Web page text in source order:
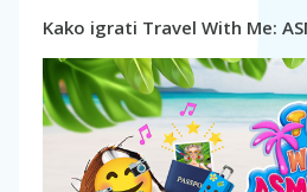
Kako igrati Travel With Me: